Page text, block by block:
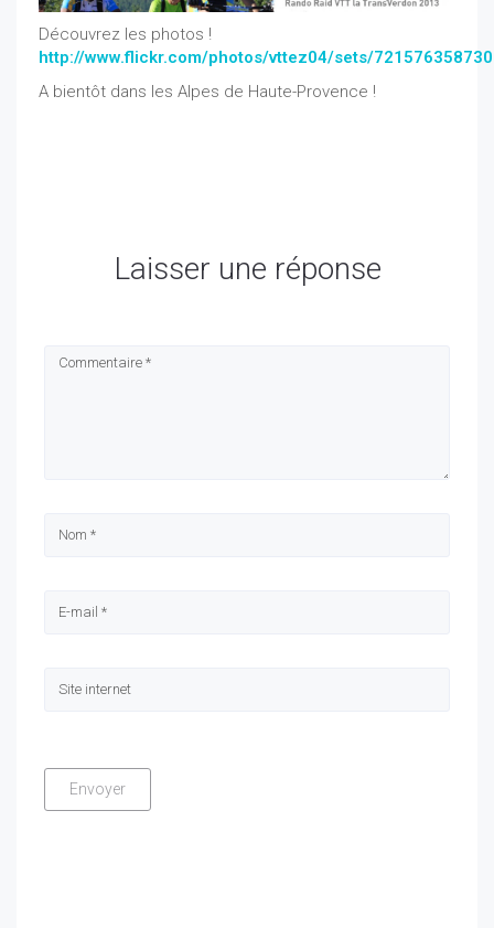
Découvrez les photos !
http://www.flickr.com/photos/vttez04/sets/
A bientôt dans les Alpes de Haute-Provence !
Laisser une réponse